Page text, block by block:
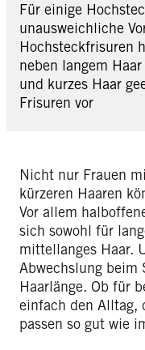
Für einige
unausweichliche
Hochsteckfrisuren
neben langem
und kurzes Haar
Frisuren vor
Nicht nur Frauen
kürzeren Haaren
Vor allem
sich sowohl für
mittellanges Haar.
Abwechslung beim
Haarlänge. Ob für
einfach den Alltag,
passen so gut wie